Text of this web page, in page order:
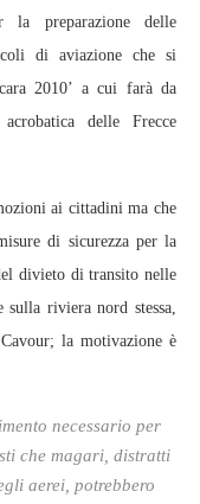
la preparazione delle
di aviazione che si
2010’ a cui farà da
delle Frecce
ai cittadini ma che
di sicurezza per la
divieto di transito nelle
sulla riviera nord stessa,
la motivazione è
necessario per
che magari, distratti
aerei, potrebbero